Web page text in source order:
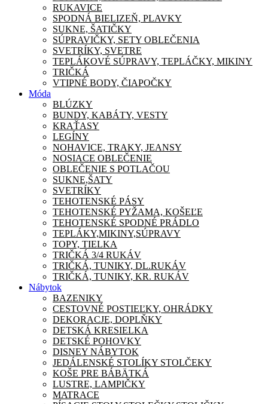
RUKAVICE
SPODNÁ BIELIZEŇ, PLAVKY
SUKNE, ŠATIČKY
SÚPRAVIČKY, SETY OBLEČENIA
SVETRÍKY, SVETRE
TEPLÁKOVÉ SÚPRAVY, TEPLÁČKY, MIKINY
TRIČKÁ
VTIPNÉ BODY, ČIAPOČKY
Móda
BLÚZKY
BUNDY, KABÁTY, VESTY
KRAŤASY
LEGÍNY
NOHAVICE, TRAKY, JEANSY
NOSIACE OBLEČENIE
OBLEČENIE S POTLAČOU
SUKNE,ŠATY
SVETRÍKY
TEHOTENSKÉ PÁSY
TEHOTENSKÉ PYŽAMA, KOŠEĽE
TEHOTENSKÉ SPODNÉ PRÁDLO
TEPLÁKY,MIKINY,SÚPRAVY
TOPY, TIELKA
TRIČKÁ 3/4 RUKÁV
TRIČKÁ, TUNIKY, DL.RUKÁV
TRIČKÁ, TUNIKY, KR. RUKÁV
Nábytok
BAZENIKY
CESTOVNÉ POSTIEĽKY, OHRÁDKY
DEKORACJE, DOPLŇKY
DETSKÁ KRESIELKA
DETSKÉ POHOVKY
DISNEY NÁBYTOK
JEDÁLENSKÉ STOLÍKY STOLČEKY
KOŠE PRE BÁBÄTKÁ
LUSTRE, LAMPIČKY
MATRACE